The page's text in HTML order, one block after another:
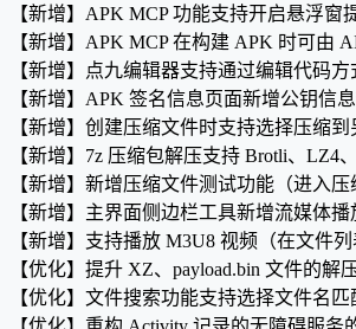
【新增】APK MCP 功能支持开启悬浮窗
【新增】APK MCP 在构建 APK 时可由
【新增】点九编辑器支持通过编辑代码
【新增】APK 签名信息页面新增公钥信
【新增】创建压缩文件时支持选择压缩
【新增】7z 压缩包解压支持 Brotli、LZ4
【新增】新增压缩文件测试功能（进入
【新增】主界面侧边栏工具新增流媒体播
【新增】支持播放 M3U8 视频（在文件
【优化】提升 XZ、payload.bin 文件的解
【优化】文件搜索功能支持选择文件名